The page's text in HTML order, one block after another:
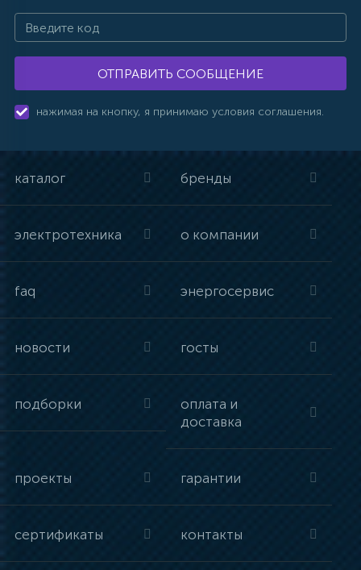
ОТПРАВИТЬ СООБЩЕНИЕ
нажимая на кнопку, я принимаю условия соглашения.
каталог бренды
электротехника о компании
faq энергосервис
новости госты
подборки
оплата и
доставка
проекты гарантии
сертификаты контакты